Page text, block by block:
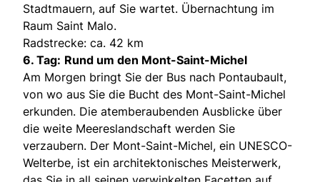
Stadtmauern, auf Sie wartet. Übernachtung im
Raum Saint Malo.
Radstrecke: ca. 42 km
6. Tag: Rund um den Mont-Saint-Michel
Am Morgen bringt Sie der Bus nach Pontaubault,
von wo aus Sie die Bucht des Mont-Saint-Michel
erkunden. Die atemberaubenden Ausblicke über
die weite Meereslandschaft werden Sie
verzaubern. Der Mont-Saint-Michel, ein UNESCO-
Welterbe, ist ein architektonisches Meisterwerk,